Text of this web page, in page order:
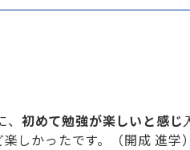
初めて勉強が楽しいと感じ
しかったです。（開成 進学）